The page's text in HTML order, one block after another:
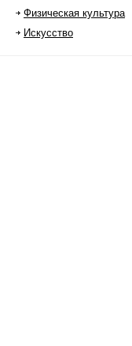
Физическая культура
Искусство